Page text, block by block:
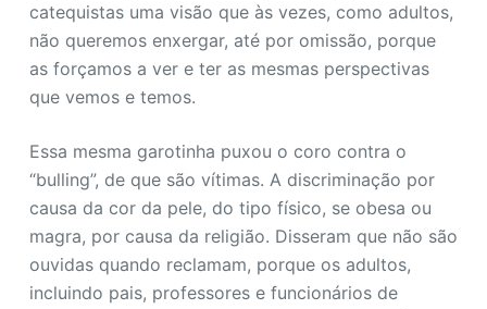
catequistas uma visão que às vezes, como adultos,
não queremos enxergar, até por omissão, porque
as forçamos a ver e ter as mesmas perspectivas
que vemos e temos.
Essa mesma garotinha puxou o coro contra o
“bulling”, de que são vítimas. A discriminação por
causa da cor da pele, do tipo físico, se obesa ou
magra, por causa da religião. Disseram que não são
ouvidas quando reclamam, porque os adultos,
incluindo pais, professores e funcionários de